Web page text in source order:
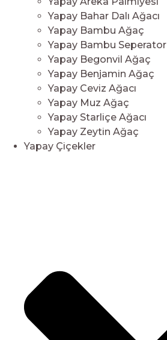
Yapay Bahar Dalı Ağacı
Yapay Bambu Ağaç
Yapay Bambu Seperator
Yapay Begonvil Ağaç
Yapay Benjamin Ağaç
Yapay Ceviz Ağacı
Yapay Muz Ağaç
Yapay Starliçe Ağacı
Yapay Zeytin Ağaç
Yapay Çiçekler